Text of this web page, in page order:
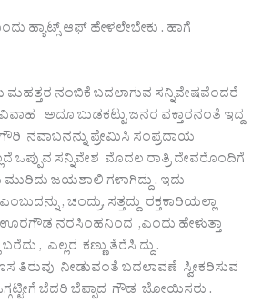
ಹ್ಯಾಟ್ಸ್ ಆಫ್ ಹೇಳಲೇಬೇಕು . ಹಾಗೆ
ಮಹತ್ತರ ನಂಬಿಕೆ ಬದಲಾಗುವ ಸನ್ನಿವೇಷವೆಂದರೆ
ಅದೂ ಬುಡಕಟ್ಟು ಜನರ ವಕ್ತಾರನಂತೆ ಇದ್ದ
ನವಾಬನನ್ನು ಪ್ರೇಮಿಸಿ ಸಂಪ್ರದಾಯ
ಒಪ್ಪುವ ಸನ್ನಿವೇಶ ಮೊದಲ ರಾತ್ರಿ ದೇವರೊಂದಿಗೆ
ಜಯಶಾಲಿ ಗಳಾಗಿದ್ದು . ಇದು
, ಚಂದ್ರು, ಸತ್ತದ್ದು ರಕ್ತಕಾರಿಯಲ್ಲಾ
ಊರಗೌಡ ನರಸಿಂಹನಿಂದ ,ಎಂದು ಹೇಳುತ್ತಾ
, ಎಲ್ಲರ ಕಣ್ಣು ತೆರೆಸಿ ದ್ದು .
ತಿರುವು ನೀಡುವಂತೆ ಬದಲಾವಣೆ ಸ್ವೀಕರಿಸುವ
ಬೆದರಿ ಬೆಪ್ಪಾದ ಗೌಡ ಜೋಯಿಸರು .